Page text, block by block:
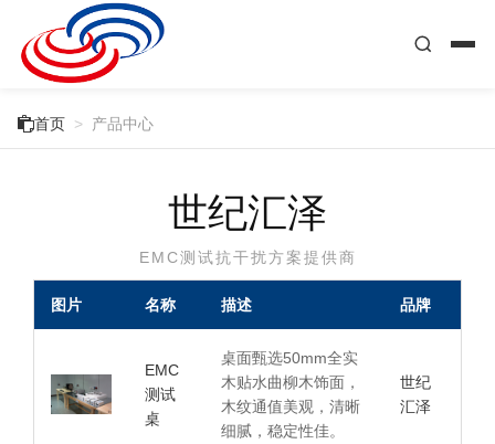
首页 > 产品中心
世纪汇泽
EMC测试抗干扰方案提供商
图片 名称 描述 品牌
EMC
测试
桌
桌面甄选50mm全实
木贴水曲柳木饰面，
木纹通值美观，清晰
细腻，稳定性佳。
世纪
汇泽